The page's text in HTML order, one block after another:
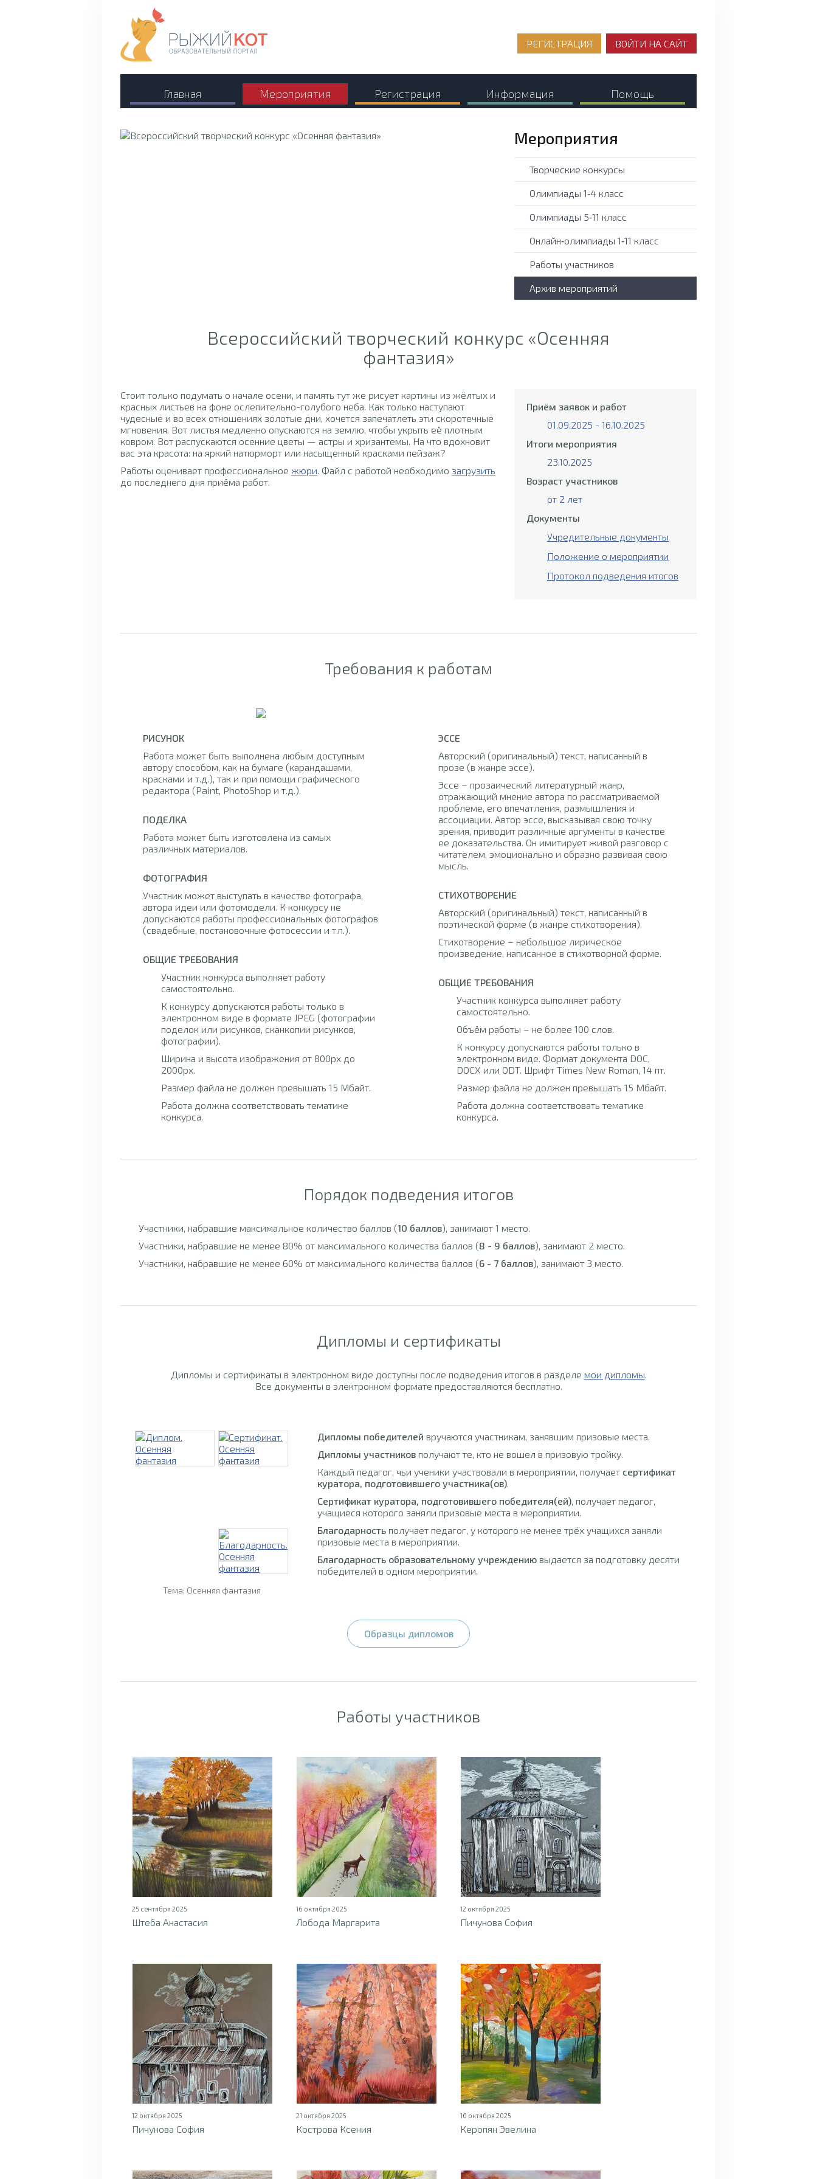
РЕГИСТРАЦИЯ ВОЙТИ НА САЙТ
Главная Мероприятия Регистрация Информация Помощь
Мероприятия
Творческие конкурсы
Олимпиады 1‑4 класс
Олимпиады 5‑11 класс
Онлайн‑олимпиады 1‑11 класс
Работы участников
Архив мероприятий
Всероссийский творческий конкурс «Осенняя
фантазия»
Стоит только подумать о начале осени, и память тут же рисует картины из жёлтых и
красных листьев на фоне ослепительно-голубого неба. Как только наступают
чудесные и во всех отношениях золотые дни, хочется запечатлеть эти скоротечные
мгновения. Вот листья медленно опускаются на землю, чтобы укрыть её плотным
ковром. Вот распускаются осенние цветы — астры и хризантемы. На что вдохновит
вас эта красота: на яркий натюрморт или насыщенный красками пейзаж?
Работы оценивает профессиональное жюри. Файл с работой необходимо загрузить
до последнего дня приёма работ.
Приём заявок и работ
01.09.2025 - 16.10.2025
Итоги мероприятия
23.10.2025
Возраст участников
от 2 лет
Документы
Учредительные документы
Положение о мероприятии
Протокол подведения итогов
Требования к работам
РИСУНОК
Работа может быть выполнена любым доступным
автору способом, как на бумаге (карандашами,
красками и т.д.), так и при помощи графического
редактора (Paint, PhotoShop и т.д.).
ПОДЕЛКА
Работа может быть изготовлена из самых
различных материалов.
ФОТОГРАФИЯ
Участник может выступать в качестве фотографа,
автора идеи или фотомодели. К конкурсу не
допускаются работы профессиональных фотографов
(свадебные, постановочные фотосессии и т.п.).
ОБЩИЕ ТРЕБОВАНИЯ
Участник конкурса выполняет работу
самостоятельно.
К конкурсу допускаются работы только в
электронном виде в формате JPEG (фотографии
поделок или рисунков, сканкопии рисунков,
фотографии).
Ширина и высота изображения от 800px до
2000px.
Размер файла не должен превышать 15 Мбайт.
Работа должна соответствовать тематике
конкурса.
ЭССЕ
Авторский (оригинальный) текст, написанный в
прозе (в жанре эссе).
Эссе – прозаический литературный жанр,
отражающий мнение автора по рассматриваемой
проблеме, его впечатления, размышления и
ассоциации. Автор эссе, высказывая свою точку
зрения, приводит различные аргументы в качестве
ее доказательства. Он имитирует живой разговор с
читателем, эмоционально и образно развивая свою
мысль.
СТИХОТВОРЕНИЕ
Авторский (оригинальный) текст, написанный в
поэтической форме (в жанре стихотворения).
Стихотворение – небольшое лирическое
произведение, написанное в стихотворной форме.
ОБЩИЕ ТРЕБОВАНИЯ
Участник конкурса выполняет работу
самостоятельно.
Объём работы – не более 100 слов.
К конкурсу допускаются работы только в
электронном виде. Формат документа DOC,
DOCX или ODT. Шрифт Times New Roman, 14 пт.
Размер файла не должен превышать 15 Мбайт.
Работа должна соответствовать тематике
конкурса.
Порядок подведения итогов
Участники, набравшие максимальное количество баллов (10 баллов), занимают 1 место.
Участники, набравшие не менее 80% от максимального количества баллов (8 - 9 баллов), занимают 2 место.
Участники, набравшие не менее 60% от максимального количества баллов (6 - 7 баллов), занимают 3 место.
Дипломы и сертификаты
Дипломы и сертификаты в электронном виде доступны после подведения итогов в разделе мои дипломы.
Все документы в электронном формате предоставляются бесплатно.
Тема: Осенняя фантазия
Дипломы победителей вручаются участникам, занявшим призовые места.
Дипломы участников получают те, кто не вошел в призовую тройку.
Каждый педагог, чьи ученики участвовали в мероприятии, получает сертификат
куратора, подготовившего участника(ов).
Сертификат куратора, подготовившего победителя(ей), получает педагог,
учащиеся которого заняли призовые места в мероприятии.
Благодарность получает педагог, у которого не менее трёх учащихся заняли
призовые места в мероприятии.
Благодарность образовательному учреждению выдается за подготовку десяти
победителей в одном мероприятии.
Образцы дипломов
Работы участников
25 сентября 2025
Штеба Анастасия
16 октября 2025
Лобода Маргарита
12 октября 2025
Пичунова София
12 октября 2025
Пичунова София
21 октября 2025
Кострова Ксения
16 октября 2025
Керопян Эвелина